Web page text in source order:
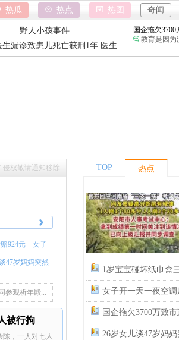
奇闻
热图
热点
热瓜
野人小孩事件
山西大同订婚强奸案
吉林大爷救助重庆游客
野人小孩事件
生漏诊致患儿死亡获刑1年 医生
刑
小房间要
国企拖欠3700
教育是因为
26岁女儿谈
女子开一天
精神不振，缺
国企拖欠
教育是因为
26岁女儿谈
这是没给孩
民政局没有
侵权敬请通知移除
。
。
924元 女子
47岁妈妈突然
参观祈年殿...
被行拘
陈，一人对七人
TOP 热点
1岁宝宝碰坏纸巾盒
酒店索赔924
女子开一天一夜空
吹空调中毒
国企拖欠3700万致
3700万工程款
26岁女儿谈47岁妈